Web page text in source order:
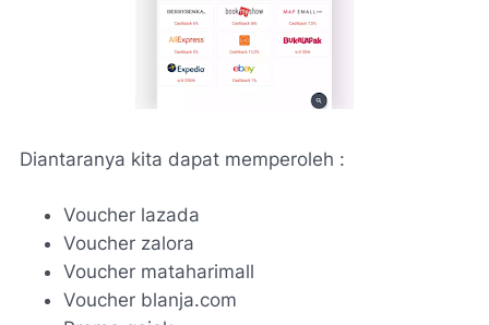
Diantaranya kita dapat memperoleh :
Voucher lazada
Voucher zalora
Voucher mataharimall
Voucher blanja.com